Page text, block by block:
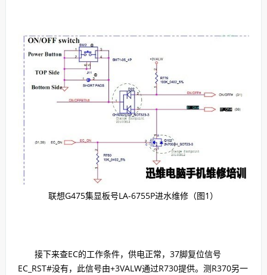
联想G475集显板号LA-6755P进水维修（图1）
接下来查EC的工作条件，供电正常，37脚复位信号
EC_RST#没有，此信号由+3VALW通过R730提供。测R370另一